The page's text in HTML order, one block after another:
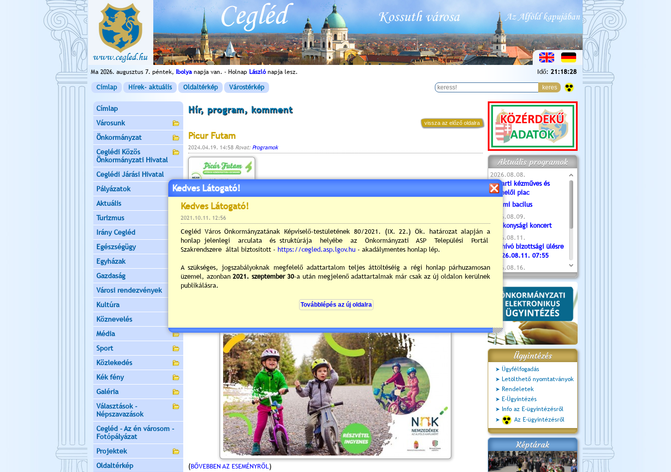
Ma 2026. augusztus 7. péntek, Ibolyanapja van. - Holnap Lászlónapja lesz. Idő: 21:18:29
Címlap Hírek- aktuális Oldaltérkép Várostérkép
Címlap
Városunk
Önkormányzat
Ceglédi Közös
Önkormányzati Hivatal
Ceglédi Járási Hivatal
Pályázatok
Aktuális
Turizmus
Irány Cegléd
Egészségügy
Egyházak
Gazdaság
Városi rendezvények
Kultúra
Köznevelés
Média
Sport
Közlekedés
Kék fény
Galéria
Választások -
Népszavazások
Cegléd - Az én városom -
Fotópályázat
Projektek
Oldaltérkép
Hír, program, komment
vissza az előző oldalra
Picur Futam
2024.04.19. 14:58 Rovat: Programok
(BŐVEBBEN AZ ESEMÉNYRŐL)
Aktuális programok
2026.08.08.
Tóparti kézműves és
termelői piac
Valami bacilus
2026.08.09.
Jótékonysági koncert
2026.08.11.
Meghívó bizottsági ülésre
- 2026.08.11. 07:55
2026.08.16.
Újvárosi Közlekedési és
Sportnap
2026.08.19.
Ceglédi fotóklub kiállítás
2026.08.20.
Szent István Ünnepe
Ügyintézés
Ügyfélfogadás
Letölthető nyomtatványok
Rendeletek
E-Ügyintézés
Info az E-ügyintézésről
Az E-ügyintézésről
Képtárak
Kedves Látogató!